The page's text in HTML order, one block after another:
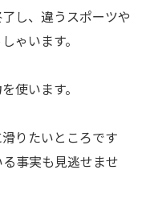
し、違うスポーツや
ゃいます。
使います。
りたいところです
事実も見逃せませ